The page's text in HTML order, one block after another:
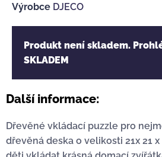
Výrobce DJECO
Produkt není skladem.
SKLADEM
Další informace:
Dřevěné vkládací puzzle pro
dřevěná deska o velikosti 21x 21